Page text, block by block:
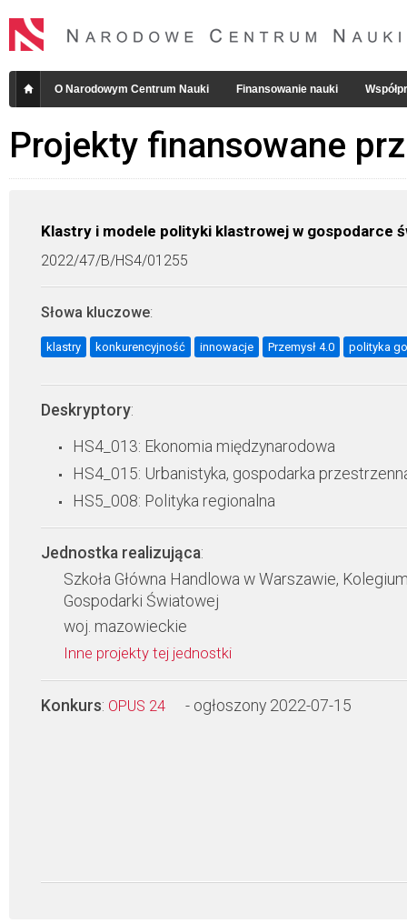
O Narodowym Centrum Nauki Finansowanie nauki
Projekty finansowane
Klastry i modele polityki klastrowej w gospodarce
2022/47/B/HS4/01255
Słowa kluczowe:
klastry konkurencyjność innowacje Przemysł 4.0 polityka
Deskryptory:
HS4_013: Ekonomia międzynarodowa
HS4_015: Urbanistyka, gospodarka
HS5_008: Polityka regionalna
Jednostka realizująca:
Szkoła Główna Handlowa w Warszawie,
Gospodarki Światowej
woj. mazowieckie
Inne projekty tej jednostki
Konkurs: OPUS 24 - ogłoszony 2022-07-15